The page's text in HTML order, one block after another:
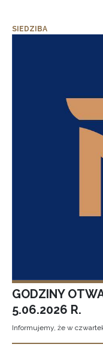
SIEDZIBA
GODZINY
5.06.2026 R.
Informujemy, że w